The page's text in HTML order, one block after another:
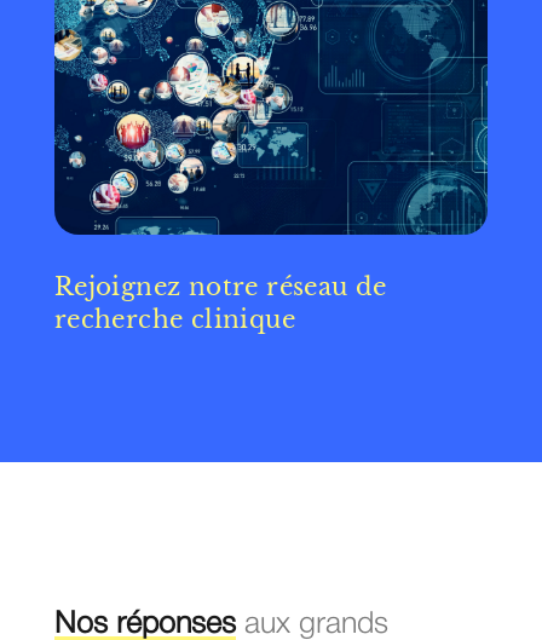
Rejoignez notre réseau de
recherche clinique
Nos réponsesaux grands